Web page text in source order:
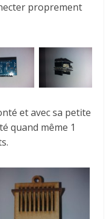
proprement
et avec sa petite
quand même 1